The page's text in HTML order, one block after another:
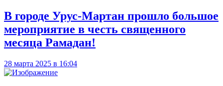
В городе Урус-Мартан прошло большое
мероприятие в честь священного
месяца Рамадан!
28 марта 2025 в 16:04